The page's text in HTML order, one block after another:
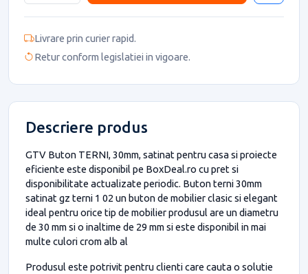
Livrare prin curier rapid.
Retur conform legislatiei in vigoare.
Descriere produs
GTV Buton TERNI, 30mm, satinat pentru casa si proiecte
eficiente este disponibil pe BoxDeal.ro cu pret si
disponibilitate actualizate periodic. Buton terni 30mm
satinat gz terni 1 02 un buton de mobilier clasic si elegant
ideal pentru orice tip de mobilier produsul are un diametru
de 30 mm si o inaltime de 29 mm si este disponibil in mai
multe culori crom alb al
Produsul este potrivit pentru clienti care cauta o solutie